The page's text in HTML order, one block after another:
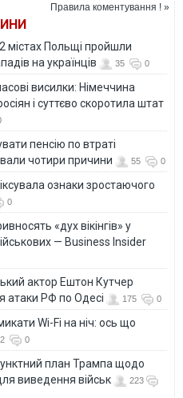
Правила коментування ! »
містах Польщі пройшли
на українців
35 0
висилки: Німеччина
і суттєво скоротила штат
пенсію по втраті
чотири причини
55 0
ознаки зростаючого
0
«дух вікінгів» у
— Business Insider
актор Ештон Кутчер
атаки РФ по Одесі
175 0
Wi-Fi на ніч: ось що
0
план Трампа щодо
виведення військ
223